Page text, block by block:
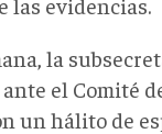
la
el Comité
un hálito de